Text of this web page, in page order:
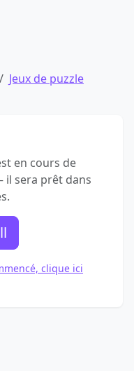
Jeux de puzzle
en cours de
sera prêt dans
clique ici